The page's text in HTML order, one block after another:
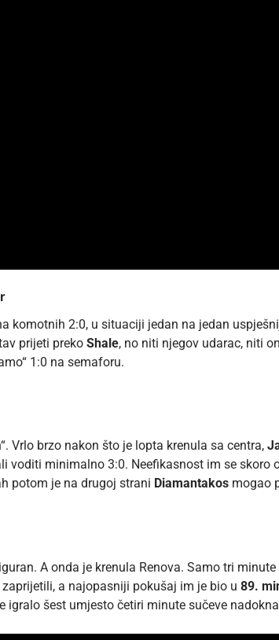
komotnih 2:0, u situaciji jedan na jedan
prijeti preko Shale, no niti njegov udarac, niti
1:0 na semaforu.
Vrlo brzo nakon što je lopta krenula sa centra,
voditi minimalno 3:0. Neefikasnost im se skoro
potom je na drugoj strani Diamantakos mogao
A onda je krenula Renova. Samo tri
a najopasniji pokušaj im je bio u 89.
igralo šest umjesto četiri minute sučeve